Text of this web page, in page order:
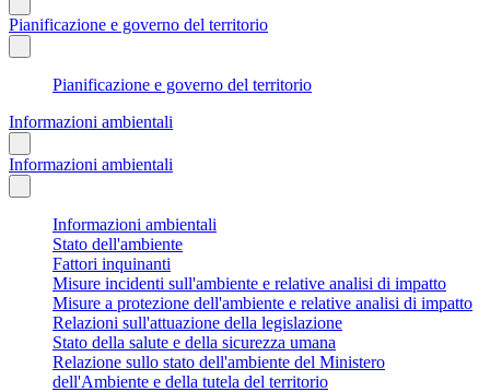
Pianificazione e governo del territorio
Pianificazione e governo del territorio
Informazioni ambientali
Informazioni ambientali
Informazioni ambientali
Stato dell'ambiente
Fattori inquinanti
Misure incidenti sull'ambiente e relative analisi di impatto
Misure a protezione dell'ambiente e relative analisi di impatto
Relazioni sull'attuazione della legislazione
Stato della salute e della sicurezza umana
Relazione sullo stato dell'ambiente del Ministero
dell'Ambiente e della tutela del territorio